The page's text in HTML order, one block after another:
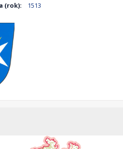
(rok):
1513